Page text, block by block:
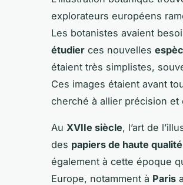
explorateurs européens
Les botanistes avaient
étudier ces nouvelles
étaient très simplistes,
Ces images étaient avant
cherché à allier précision et
Au XVIIe siècle, l’art de
des papiers de haute qualité
également à cette époque
Europe, notamment à Paris